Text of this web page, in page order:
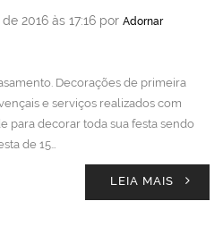
2016 às 17:16 por Adornar
Decorações de primeira
e serviços realizados com
para decorar toda sua festa sendo
de 15…
LEIA MAIS